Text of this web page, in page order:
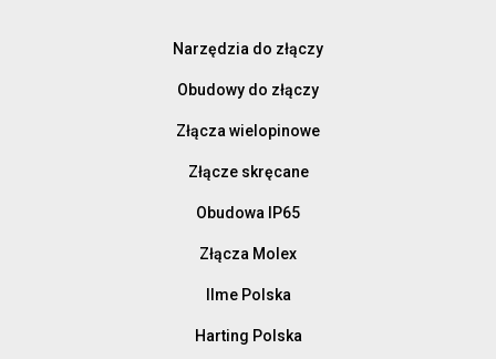
Narzędzia do złączy
Obudowy do złączy
Złącza wielopinowe
Złącze skręcane
Obudowa IP65
Złącza Molex
Ilme Polska
Harting Polska